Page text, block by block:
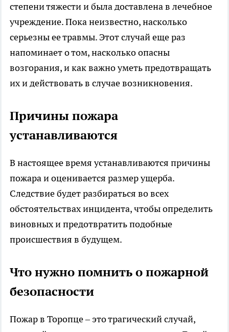
степени тяжести и была доставлена в лечебное
учреждение. Пока неизвестно, насколько
серьезны ее травмы. Этот случай еще раз
напоминает о том, насколько опасны
возгорания, и как важно уметь предотвращать
их и действовать в случае возникновения.
Причины пожара
устанавливаются
В настоящее время устанавливаются причины
пожара и оценивается размер ущерба.
Следствие будет разбираться во всех
обстоятельствах инцидента, чтобы определить
виновных и предотвратить подобные
происшествия в будущем.
Что нужно помнить о пожарной
безопасности
Пожар в Торопце – это трагический случай,